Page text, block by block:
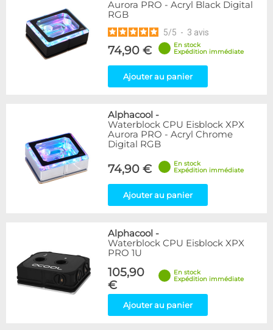
Aurora PRO - Acryl Black Digital
RGB
5/5 - 3 avis
74,90 €
En stock
Expédition immédiate
Ajouter au panier
Alphacool -
Waterblock CPU Eisblock XPX
Aurora PRO - Acryl Chrome
Digital RGB
74,90 €
En stock
Expédition immédiate
Ajouter au panier
Alphacool -
Waterblock CPU Eisblock XPX
PRO 1U
105,90
€
En stock
Expédition immédiate
Ajouter au panier